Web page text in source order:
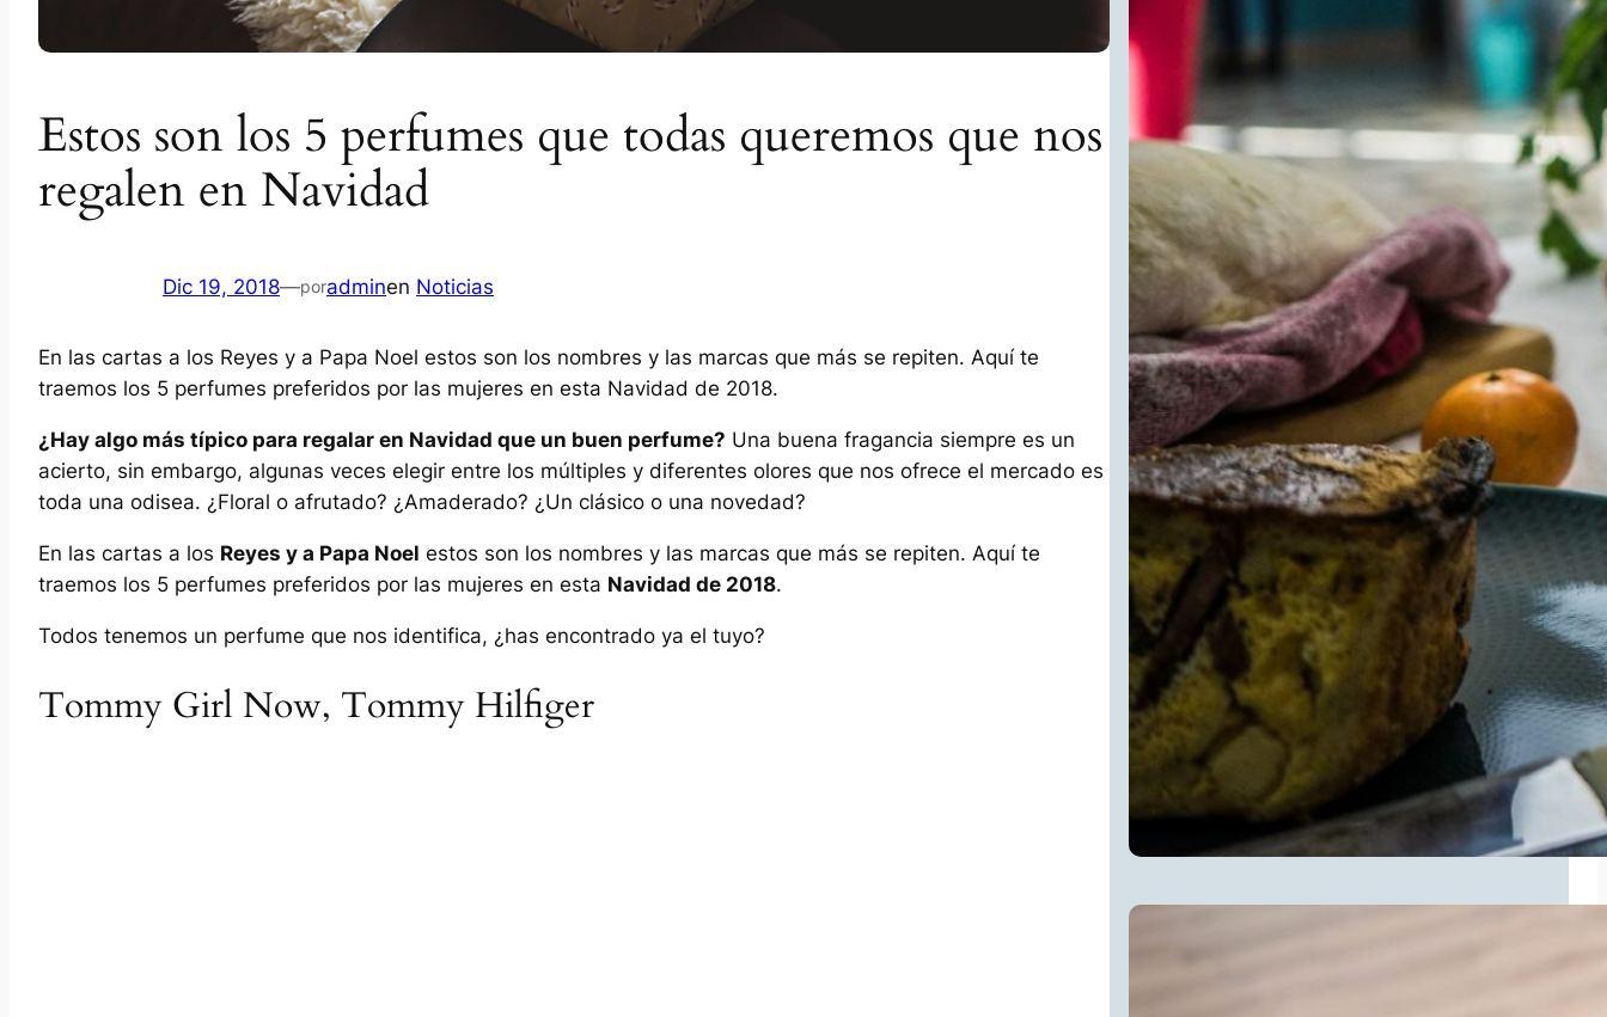
Estos son los 5 perfumes que todas queremos que nos
regalen en Navidad
Dic 19, 2018—poradminen Noticias
En las cartas a los Reyes y a Papa Noel estos son los nombres y las marcas que más se repiten. Aquí te
traemos los 5 perfumes preferidos por las mujeres en esta Navidad de 2018.
¿Hay algo más típico para regalar en Navidad que un buen perfume? Una buena fragancia siempre es un
acierto, sin embargo, algunas veces elegir entre los múltiples y diferentes olores que nos ofrece el mercado es
toda una odisea. ¿Floral o afrutado? ¿Amaderado? ¿Un clásico o una novedad?
En las cartas a los Reyes y a Papa Noel estos son los nombres y las marcas que más se repiten. Aquí te
traemos los 5 perfumes preferidos por las mujeres en esta Navidad de 2018.
Todos tenemos un perfume que nos identifica, ¿has encontrado ya el tuyo?
Tommy Girl Now, Tommy Hilfiger